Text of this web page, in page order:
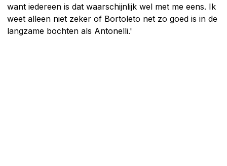
want iedereen is dat waarschijnlijk wel met me eens. Ik
weet alleen niet zeker of Bortoleto net zo goed is in de
langzame bochten als Antonelli.'